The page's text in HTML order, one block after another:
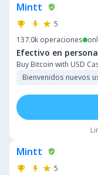
Mintt
5
137.0k operaciones
Efectivo en persona
Buy Bitcoin with USD
Bienvenidos nuevos
Mintt
5